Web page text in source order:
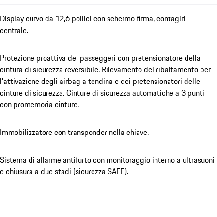
Display curvo da 12,6 pollici con schermo firma, contagiri
centrale.
Protezione proattiva dei passeggeri con pretensionatore della
cintura di sicurezza reversibile. Rilevamento del ribaltamento per
l'attivazione degli airbag a tendina e dei pretensionatori delle
cinture di sicurezza. Cinture di sicurezza automatiche a 3 punti
con promemoria cinture.
Immobilizzatore con transponder nella chiave.
Sistema di allarme antifurto con monitoraggio interno a ultrasuoni
e chiusura a due stadi (sicurezza SAFE).